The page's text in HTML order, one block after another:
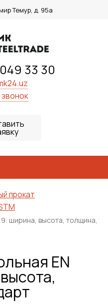
Темур, д. 95а
33 30
прокат
ширина, высота, толщина,
EN